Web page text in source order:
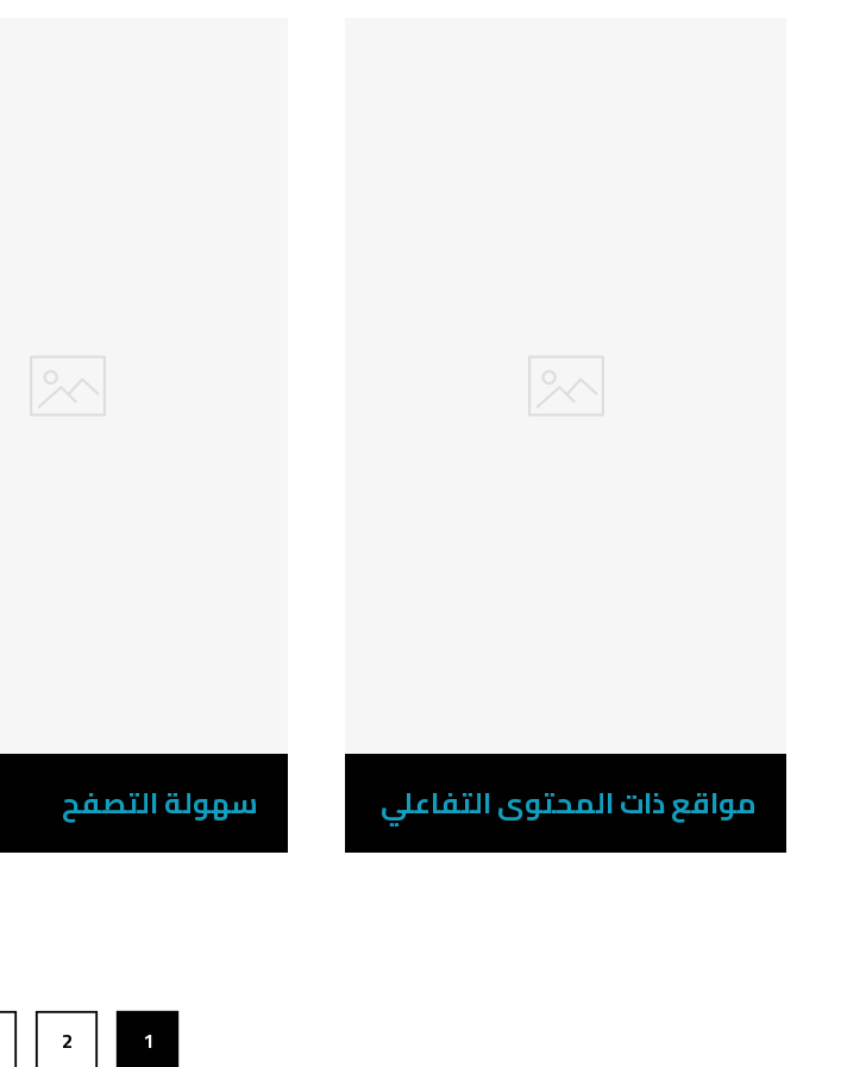
مواقع ذات المحتوى التفاعلي سهولة التصفح
1
2